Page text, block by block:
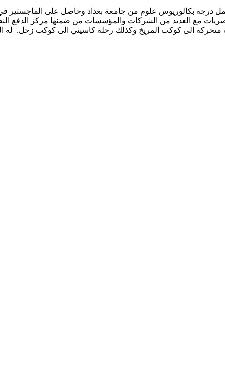
غانم علوان الجميلي ولد في بغداد- العراق عام 1950. يحمل درجة بكالوريوس علوم من جامعة
متحركة الى كوكب المريخ وكذلك رحلة كاسيني الى كوكب زحل. له